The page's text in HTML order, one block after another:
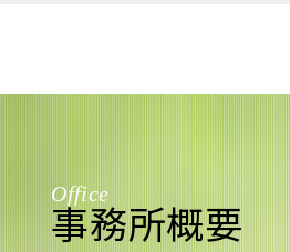
Office
事務所概要